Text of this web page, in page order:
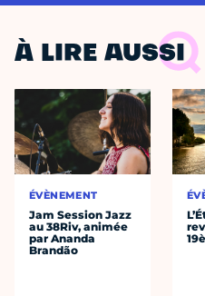
À LIRE AUSSI
ÉVÈNEMENT
Jam Session Jazz
au 38Riv, animée
par Ananda
Brandão